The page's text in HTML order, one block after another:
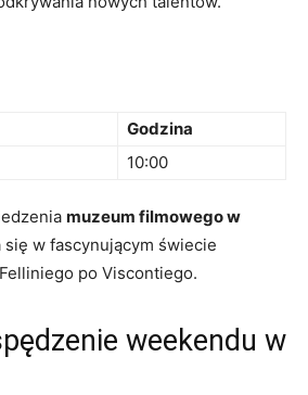
Godzina
10:00
muzeum ‌filmowego w
się ​w fascynującym świecie
po Viscontiego.
​weekendu ​w